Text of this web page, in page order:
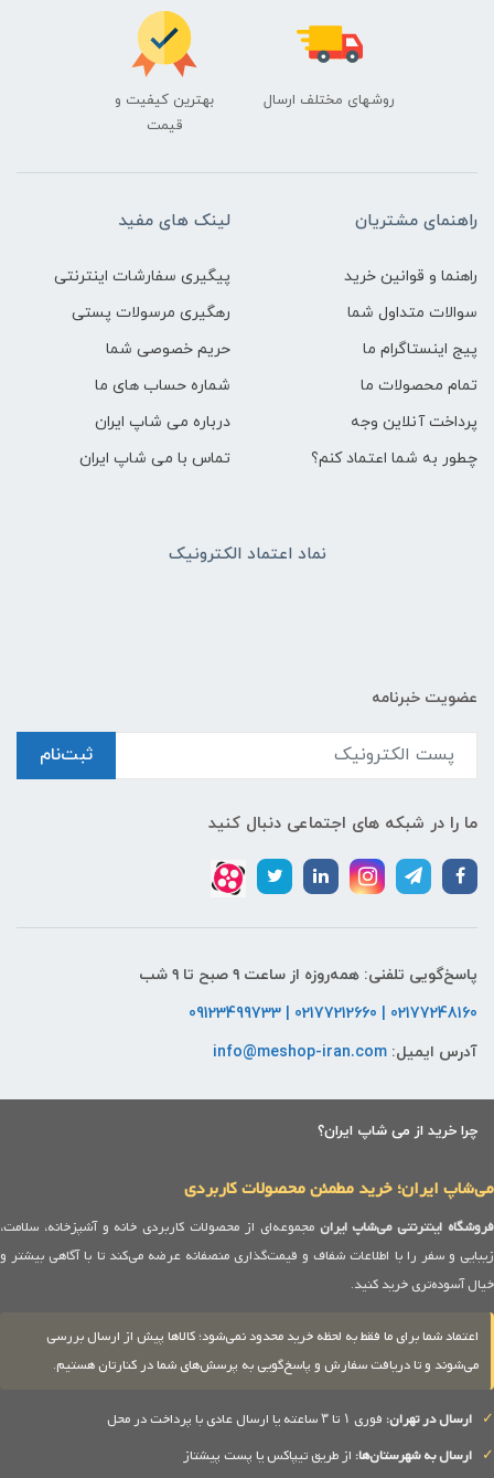
روشهای مختلف ارسال
بهترین کیفیت و
قیمت
راهنمای مشتریان
راهنما و قوانین خرید
سوالات متداول شما
پیج اینستاگرام ما
تمام محصولات ما
پرداخت آنلاین وجه
چطور به شما اعتماد کنم؟
لینک های مفید
پیگیری سفارشات اینترنتی
رهگیری مرسولات پستی
حریم خصوصی شما
شماره حساب های ما
درباره می شاپ ایران
تماس با می شاپ ایران
نماد اعتماد الکترونیک
عضویت خبرنامه
ثبت‌نام
ما را در شبکه های اجتماعی دنبال کنید
پاسخ‌گویی تلفنی: همه‌روزه از ساعت ۹ صبح تا ۹ شب
02177248160 | 02177212660 | 09123499733
آدرس ایمیل: info@meshop-iran.com
چرا خرید از می شاپ ایران؟
می‌شاپ ایران؛ خرید مطمئن محصولات کاربردی
فروشگاه اینترنتی می‌شاپ ایران مجموعه‌ای از محصولات کاربردی خانه و آشپزخانه، سلامت،
زیبایی و سفر را با اطلاعات شفاف و قیمت‌گذاری منصفانه عرضه می‌کند تا با آگاهی بیشتر و
خیال آسوده‌تری خرید کنید.
اعتماد شما برای ما فقط به لحظه خرید محدود نمی‌شود؛ کالاها پیش از ارسال بررسی
می‌شوند و تا دریافت سفارش و پاسخ‌گویی به پرسش‌های شما در کنارتان هستیم.
✓ ارسال در تهران: فوری ۱ تا ۳ ساعته یا ارسال عادی با پرداخت در محل
✓ ارسال به شهرستان‌ها: از طریق تیپاکس یا پست پیشتاز